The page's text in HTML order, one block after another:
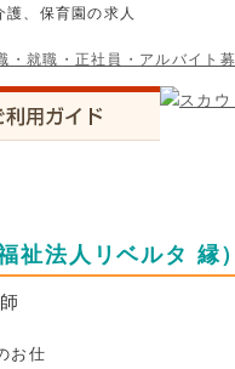
、保育園の求人
祉法人リベルタ 縁）
お仕